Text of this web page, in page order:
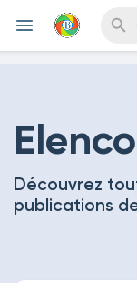
Discover
Elenco
Découvrez
publications